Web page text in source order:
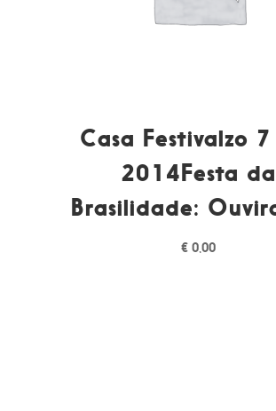
Casa Festivalzo 7
2014Festa da
Brasilidade:
€ 0,00